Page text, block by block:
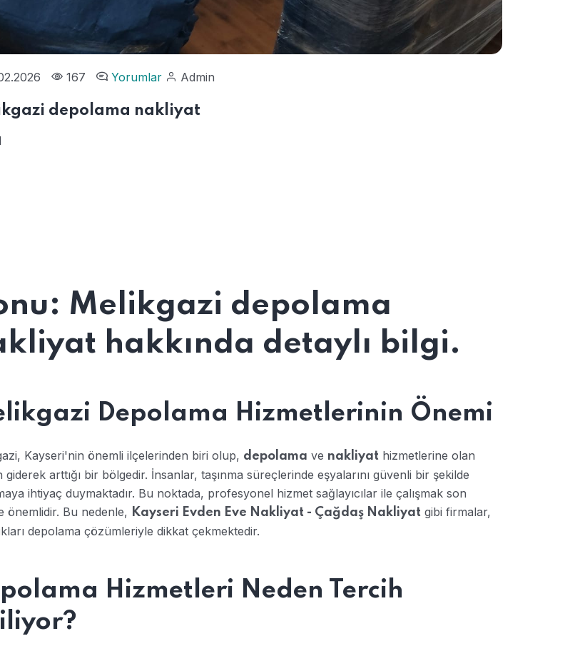
167 Yorumlar Admin
depolama nakliyat
Melikgazi depolama
hakkında detaylı bilgi.
Depolama Hizmetlerinin Önemi
Kayseri'nin önemli ilçelerinden biri olup, depolama ve nakliyat hizmetlerine olan
giderek arttığı bir bölgedir. İnsanlar, taşınma süreçlerinde eşyalarını güvenli bir şekilde
ihtiyaç duymaktadır. Bu noktada, profesyonel hizmet sağlayıcılar ile çalışmak son
önemlidir. Bu nedenle, Kayseri Evden Eve Nakliyat - Çağdaş Nakliyat gibi firmalar,
depolama çözümleriyle dikkat çekmektedir.
Hizmetleri Neden Tercih